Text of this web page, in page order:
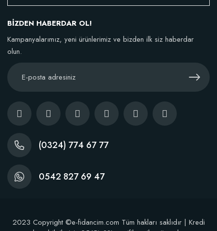
BestSol Sıvı Solucan Gübresi 1 Litre
146,77 TL
BİZDEN HABERDAR OL!
Kampanyalarımız, yeni ürünlerimiz ve bizden ilk siz haberdar
olun.
(0324) 774 67 77
0542 827 69 47
2023 Copyright ©e-fidancim.com Tüm hakları saklıdır | Kredi